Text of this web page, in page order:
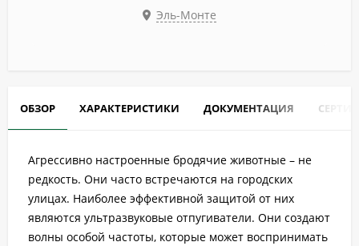
Эль-Монте
ОБЗОР ХАРАКТЕРИСТИКИ ДОКУМЕНТАЦИЯ
Агрессивно настроенные бродячие животные – не
редкость. Они часто встречаются на городских
улицах. Наиболее эффективной защитой от них
являются ультразвуковые отпугиватели. Они создают
волны особой частоты, которые может воспринимать